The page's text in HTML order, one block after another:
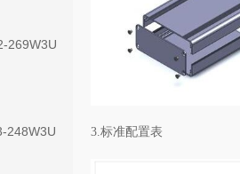
269W3U
248W3U 3.标准配置表